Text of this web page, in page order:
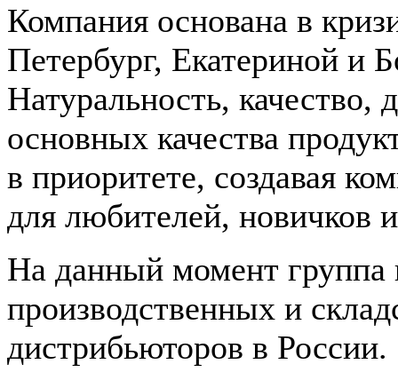
Компания основана в
Петербург, Екатериной и
Натуральность, качество,
основных качества
в приоритете, создавая
для любителей, новичков
На данный момент группа
производственных и
дистрибьюторов в России.